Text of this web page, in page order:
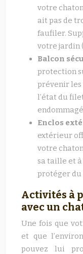
votre chaton
ait pas de
faufiler.
votre jardin
Balcon
protection
prévenir les
l’état du
Enclos
extérieur
votre
sa taille et à
protéger du
Activités à
avec un
Une fois que
et que
pouvez lui